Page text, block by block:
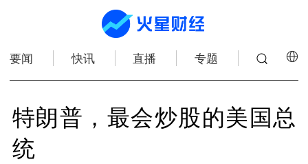
要闻 快讯 直播 专题
特朗普，最会炒股的美国总
统